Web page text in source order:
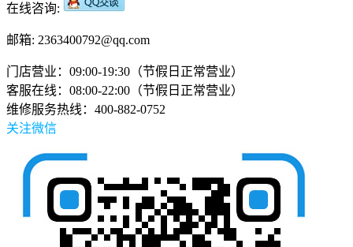
在线咨询:
邮箱: 2363400792@qq.com
门店营业：09:00-19:30（节假日正常营业）
客服在线：08:00-22:00（节假日正常营业）
维修服务热线：400-882-0752
关注微信